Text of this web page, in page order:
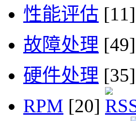
性能评估 [11]
故障处理 [49]
硬件处理 [35]
RPM [20]